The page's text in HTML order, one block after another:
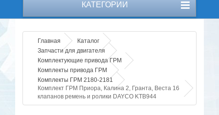
КАТЕГОРИИ
Главная
Каталог
Запчасти для двигателя
Комплектующие привода ГРМ
Комплекты привода ГРМ
Комплекты ГРМ 2180-2181
Комплект ГРМ Приора, Калина 2, Гранта, Веста 16
клапанов ремень и ролики DAYCO KTB944